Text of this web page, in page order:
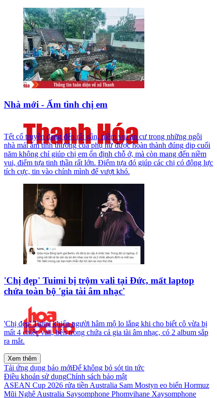
Nhà mới - Ấm tình chị em
Tết cổ truyền đang đến rất gần, niềm vui an cư trong những ngôi
nhà mái ấm tình thương của phụ nữ được hoàn thành đúng dịp cuối
năm không chỉ giúp chị em ổn định chỗ ở, mà còn mang đến niềm
vui, điểm tựa tinh thần rất lớn. Điểm tựa đó giúp các chị có động lực
tích cực, tin vào chính mình để vượt khó.
'Chị đẹp' Tuimi bị trộm vali tại Đức, mất laptop
chứa toàn bộ 'gia tài âm nhạc'
'Chị đẹp' Tuimi khiến người hâm mộ lo lắng khi cho biết cô vừa bị
mất 4 chiếc vali, bên trong chứa cả gia tài âm nhạc, có 2 album sắp
ra mắt.
Xem thêm
Tải ứng dụng báo mớiĐể không bỏ sót tin tức
Điều khoản sử dụngChính sách bảo mật
ASEAN Cup 2026 rửa tiền Australia Sam Mostyn eo biển Hormuz
Mũi Nghê Australia Saysomphone Phomvihane Xaysomphone